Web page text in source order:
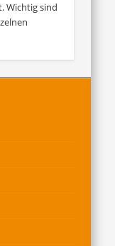
Wichtig sind